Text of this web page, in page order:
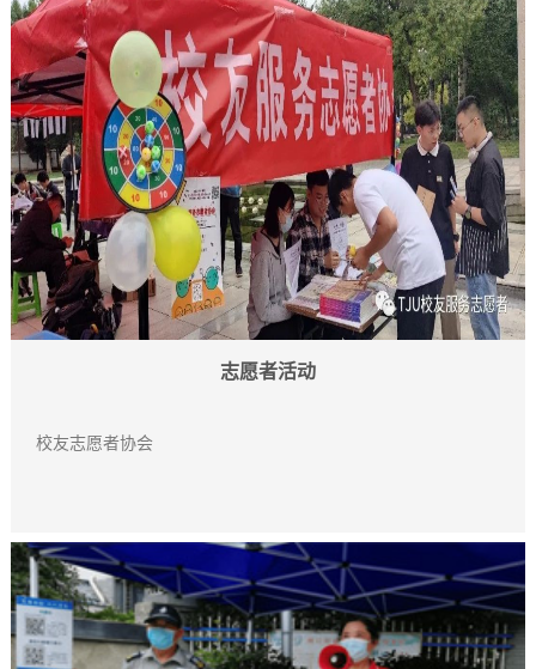
志愿者活动
校友志愿者协会